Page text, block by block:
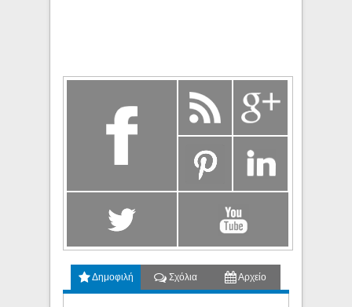
Δημοφιλή Σχόλια Αρχείο